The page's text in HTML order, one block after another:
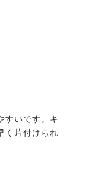
すいです。キ
く片付けられ